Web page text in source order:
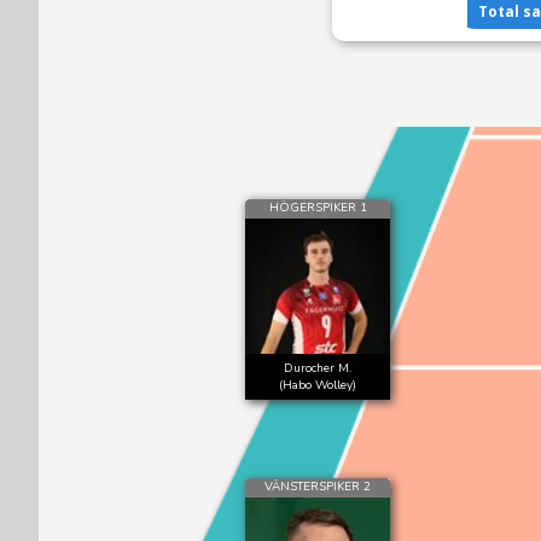
Total
HÖGERSPIKER 1
Durocher M.
(Habo Wolley)
VÄNSTERSPIKER 2